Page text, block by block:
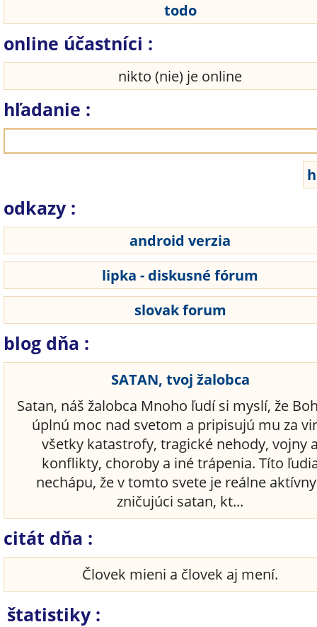
todo
online účastníci :
nikto (nie) je online
hľadanie :
odkazy :
android verzia
lipka - diskusné fórum
slovak forum
blog dňa :
SATAN, tvoj žalobca
Satan, náš žalobca Mnoho ľudí si myslí, že
úplnú moc nad svetom a pripisujú mu za
všetky katastrofy, tragické nehody, vojny
konflikty, choroby a iné trápenia. Títo
nechápu, že v tomto svete je reálne
zničujúci satan, kt...
citát dňa :
Človek mieni a človek aj mení.
štatistiky :